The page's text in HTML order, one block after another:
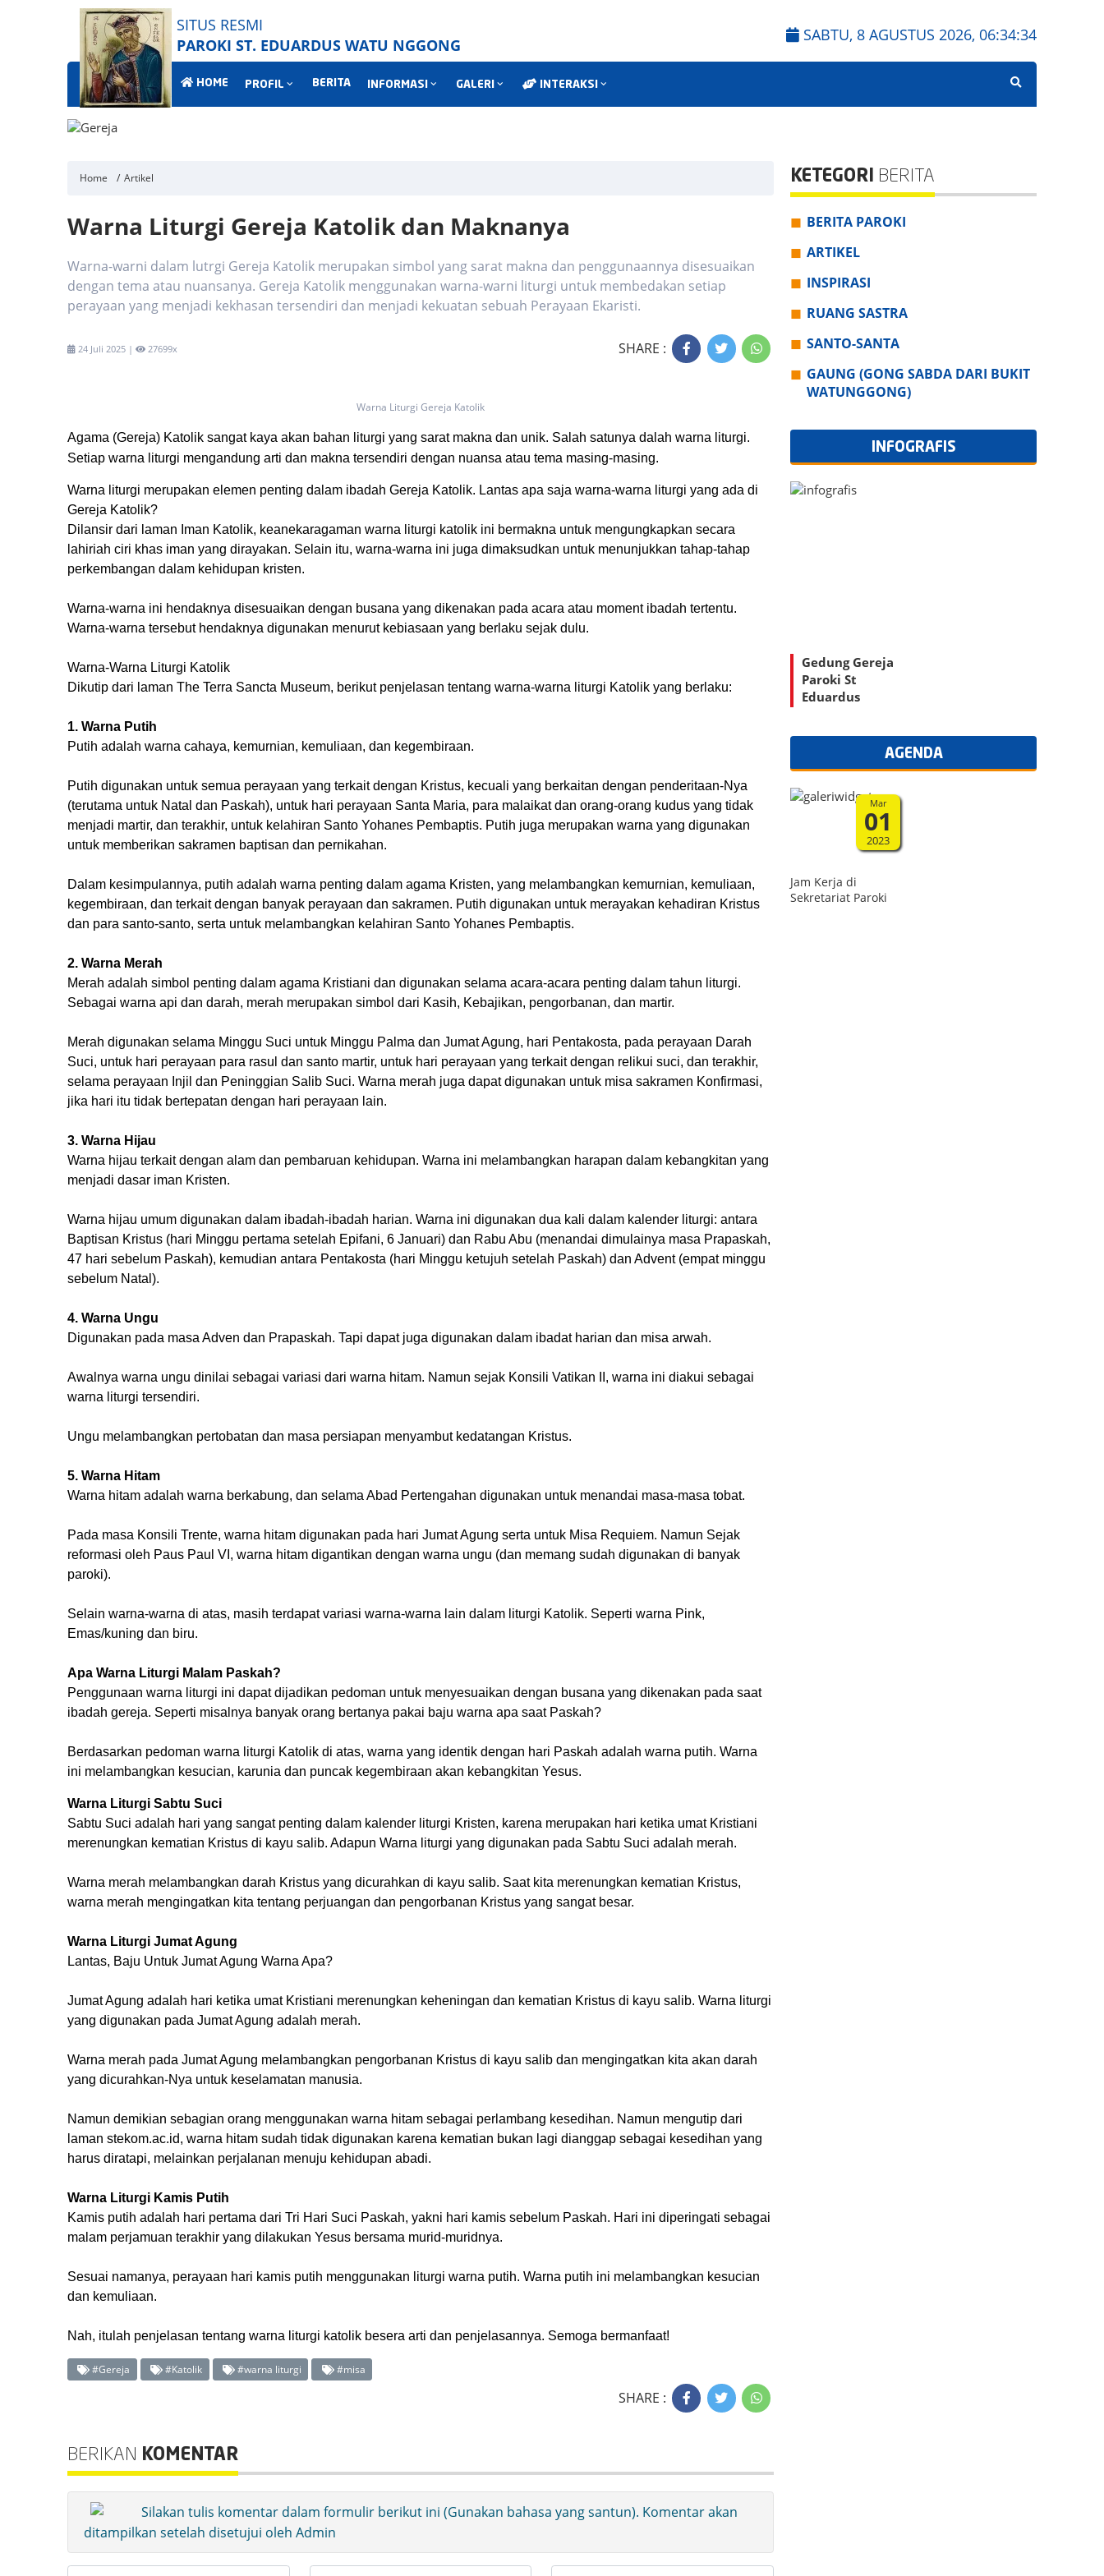
SITUS RESMI
PAROKI ST. EDUARDUS WATU NGGONG
SABTU, 8 AGUSTUS 2026, 06:34:35
HOME PROFIL BERITA INFORMASI GALERI INTERAKSI
Home Artikel
Warna Liturgi Gereja Katolik dan Maknanya
Warna-warni dalam lutrgi Gereja Katolik merupakan simbol yang sarat makna dan penggunaannya disesuaikan
dengan tema atau nuansanya. Gereja Katolik menggunakan warna-warni liturgi untuk membedakan setiap
perayaan yang menjadi kekhasan tersendiri dan menjadi kekuatan sebuah Perayaan Ekaristi.
24 Juli 2025 | 27699x SHARE :
Warna Liturgi Gereja Katolik
Agama (Gereja) Katolik sangat kaya akan bahan liturgi yang sarat makna dan unik. Salah satunya dalah warna liturgi.
Setiap warna liturgi mengandung arti dan makna tersendiri dengan nuansa atau tema masing-masing.
Warna liturgi merupakan elemen penting dalam ibadah Gereja Katolik. Lantas apa saja warna-warna liturgi yang ada di
Gereja Katolik?
Dilansir dari laman Iman Katolik, keanekaragaman warna liturgi katolik ini bermakna untuk mengungkapkan secara
lahiriah ciri khas iman yang dirayakan. Selain itu, warna-warna ini juga dimaksudkan untuk menunjukkan tahap-tahap
perkembangan dalam kehidupan kristen.
Warna-warna ini hendaknya disesuaikan dengan busana yang dikenakan pada acara atau moment ibadah tertentu.
Warna-warna tersebut hendaknya digunakan menurut kebiasaan yang berlaku sejak dulu.
Warna-Warna Liturgi Katolik
Dikutip dari laman The Terra Sancta Museum, berikut penjelasan tentang warna-warna liturgi Katolik yang berlaku:
1. Warna Putih
Putih adalah warna cahaya, kemurnian, kemuliaan, dan kegembiraan.
Putih digunakan untuk semua perayaan yang terkait dengan Kristus, kecuali yang berkaitan dengan penderitaan-Nya
(terutama untuk Natal dan Paskah), untuk hari perayaan Santa Maria, para malaikat dan orang-orang kudus yang tidak
menjadi martir, dan terakhir, untuk kelahiran Santo Yohanes Pembaptis. Putih juga merupakan warna yang digunakan
untuk memberikan sakramen baptisan dan pernikahan.
Dalam kesimpulannya, putih adalah warna penting dalam agama Kristen, yang melambangkan kemurnian, kemuliaan,
kegembiraan, dan terkait dengan banyak perayaan dan sakramen. Putih digunakan untuk merayakan kehadiran Kristus
dan para santo-santo, serta untuk melambangkan kelahiran Santo Yohanes Pembaptis.
2. Warna Merah
Merah adalah simbol penting dalam agama Kristiani dan digunakan selama acara-acara penting dalam tahun liturgi.
Sebagai warna api dan darah, merah merupakan simbol dari Kasih, Kebajikan, pengorbanan, dan martir.
Merah digunakan selama Minggu Suci untuk Minggu Palma dan Jumat Agung, hari Pentakosta, pada perayaan Darah
Suci, untuk hari perayaan para rasul dan santo martir, untuk hari perayaan yang terkait dengan relikui suci, dan terakhir,
selama perayaan Injil dan Peninggian Salib Suci. Warna merah juga dapat digunakan untuk misa sakramen Konfirmasi,
jika hari itu tidak bertepatan dengan hari perayaan lain.
3. Warna Hijau
Warna hijau terkait dengan alam dan pembaruan kehidupan. Warna ini melambangkan harapan dalam kebangkitan yang
menjadi dasar iman Kristen.
Warna hijau umum digunakan dalam ibadah-ibadah harian. Warna ini digunakan dua kali dalam kalender liturgi: antara
Baptisan Kristus (hari Minggu pertama setelah Epifani, 6 Januari) dan Rabu Abu (menandai dimulainya masa Prapaskah,
47 hari sebelum Paskah), kemudian antara Pentakosta (hari Minggu ketujuh setelah Paskah) dan Advent (empat minggu
sebelum Natal).
4. Warna Ungu
Digunakan pada masa Adven dan Prapaskah. Tapi dapat juga digunakan dalam ibadat harian dan misa arwah.
Awalnya warna ungu dinilai sebagai variasi dari warna hitam. Namun sejak Konsili Vatikan II, warna ini diakui sebagai
warna liturgi tersendiri.
Ungu melambangkan pertobatan dan masa persiapan menyambut kedatangan Kristus.
5. Warna Hitam
Warna hitam adalah warna berkabung, dan selama Abad Pertengahan digunakan untuk menandai masa-masa tobat.
Pada masa Konsili Trente, warna hitam digunakan pada hari Jumat Agung serta untuk Misa Requiem. Namun Sejak
reformasi oleh Paus Paul VI, warna hitam digantikan dengan warna ungu (dan memang sudah digunakan di banyak
paroki).
Selain warna-warna di atas, masih terdapat variasi warna-warna lain dalam liturgi Katolik. Seperti warna Pink,
Emas/kuning dan biru.
Apa Warna Liturgi Malam Paskah?
Penggunaan warna liturgi ini dapat dijadikan pedoman untuk menyesuaikan dengan busana yang dikenakan pada saat
ibadah gereja. Seperti misalnya banyak orang bertanya pakai baju warna apa saat Paskah?
Berdasarkan pedoman warna liturgi Katolik di atas, warna yang identik dengan hari Paskah adalah warna putih. Warna
ini melambangkan kesucian, karunia dan puncak kegembiraan akan kebangkitan Yesus.
Warna Liturgi Sabtu Suci
Sabtu Suci adalah hari yang sangat penting dalam kalender liturgi Kristen, karena merupakan hari ketika umat Kristiani
merenungkan kematian Kristus di kayu salib. Adapun Warna liturgi yang digunakan pada Sabtu Suci adalah merah.
Warna merah melambangkan darah Kristus yang dicurahkan di kayu salib. Saat kita merenungkan kematian Kristus,
warna merah mengingatkan kita tentang perjuangan dan pengorbanan Kristus yang sangat besar.
Warna Liturgi Jumat Agung
Lantas, Baju Untuk Jumat Agung Warna Apa?
Jumat Agung adalah hari ketika umat Kristiani merenungkan keheningan dan kematian Kristus di kayu salib. Warna liturgi
yang digunakan pada Jumat Agung adalah merah.
Warna merah pada Jumat Agung melambangkan pengorbanan Kristus di kayu salib dan mengingatkan kita akan darah
yang dicurahkan-Nya untuk keselamatan manusia.
Namun demikian sebagian orang menggunakan warna hitam sebagai perlambang kesedihan. Namun mengutip dari
laman stekom.ac.id, warna hitam sudah tidak digunakan karena kematian bukan lagi dianggap sebagai kesedihan yang
harus diratapi, melainkan perjalanan menuju kehidupan abadi.
Warna Liturgi Kamis Putih
Kamis putih adalah hari pertama dari Tri Hari Suci Paskah, yakni hari kamis sebelum Paskah. Hari ini diperingati sebagai
malam perjamuan terakhir yang dilakukan Yesus bersama murid-muridnya.
Sesuai namanya, perayaan hari kamis putih menggunakan liturgi warna putih. Warna putih ini melambangkan kesucian
dan kemuliaan.
Nah, itulah penjelasan tentang warna liturgi katolik besera arti dan penjelasannya. Semoga bermanfaat!
#Gereja #Katolik #warna liturgi #misa
SHARE :
BERIKAN KOMENTAR
Silakan tulis komentar dalam formulir berikut ini (Gunakan bahasa yang santun). Komentar akan
ditampilkan setelah disetujui oleh Admin
KETEGORI BERITA
BERITA PAROKI
ARTIKEL
INSPIRASI
RUANG SASTRA
SANTO-SANTA
GAUNG (GONG SABDA DARI BUKIT
WATUNGGONG)
INFOGRAFIS
Gedung Gereja
Paroki St
Eduardus
AGENDA
Mar
01
2023
Jam Kerja di
Sekretariat Paroki